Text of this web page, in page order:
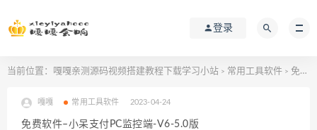
登录
当前位置： 嘎嘎亲测源码视频搭建教程下载学习小站 > 常用工具软件 > 免费软件–小呆支付PC监控端-V6-5.0版
嘎嘎 常用工具软件 2023-04-24
免费软件–小呆支付PC监控端-V6-5.0版